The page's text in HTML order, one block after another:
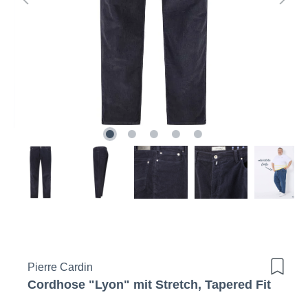
Pierre Cardin
Cordhose "Lyon" mit Stretch, Tapered Fit